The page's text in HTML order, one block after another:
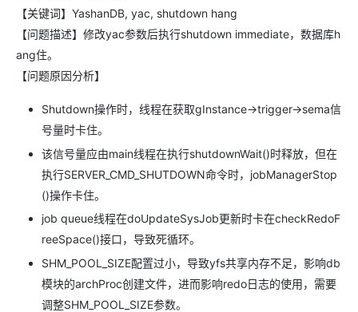
【关键词】YashanDB, yac, shutdown hang
【问题描述】修改yac参数后执行shutdown immediate，数据库h
ang住。
【问题原因分析】
Shutdown操作时，线程在获取gInstance->trigger->sema信
号量时卡住。
该信号量应由main线程在执行shutdownWait()时释放，但在
执行SERVER_CMD_SHUTDOWN命令时，jobManagerStop
()操作卡住。
job queue线程在doUpdateSysJob更新时卡在checkRedoF
reeSpace()接口，导致死循环。
SHM_POOL_SIZE配置过小，导致yfs共享内存不足，影响db
模块的archProc创建文件，进而影响redo日志的使用，需要
调整SHM_POOL_SIZE参数。